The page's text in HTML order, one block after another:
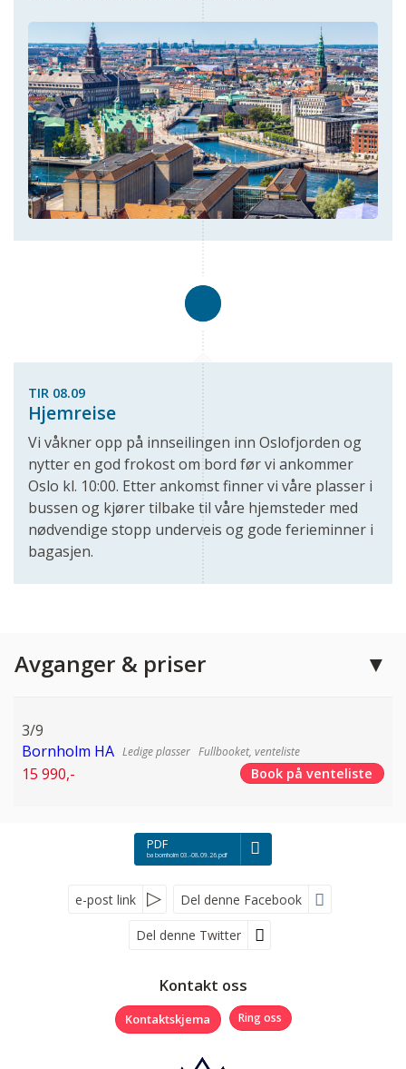
TIR 08.09
Hjemreise
Vi våkner opp på innseilingen inn Oslofjorden og
nytter en god frokost om bord før vi ankommer
Oslo kl. 10:00. Etter ankomst finner vi våre plasser i
bussen og kjører tilbake til våre hjemsteder med
nødvendige stopp underveis og gode ferieminner i
bagasjen.
Avganger & priser
3/9
Bornholm HA
Fullbooket, venteliste
15 990,- Book på venteliste
PDF
ba bornholm 03.-08.09.26.pdf
e-post link Del denne Facebook
Del denne Twitter
Følg oss på
Kontakt oss
Kontaktskjema Ring oss
Nyhetsbrev